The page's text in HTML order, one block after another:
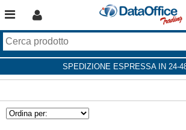
SPEDIZIONE ESPRESSA IN 24-